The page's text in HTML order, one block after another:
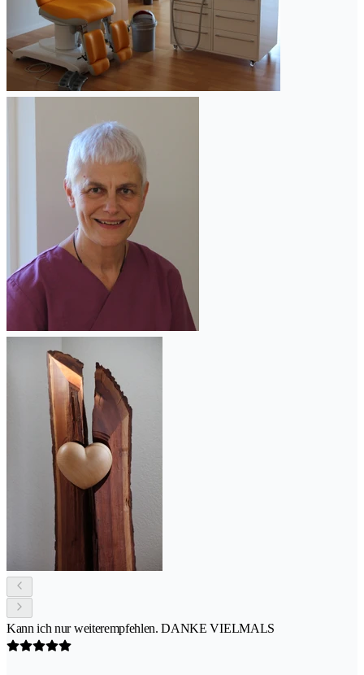
Kann ich nur weiterempfehlen. DANKE VIELMALS